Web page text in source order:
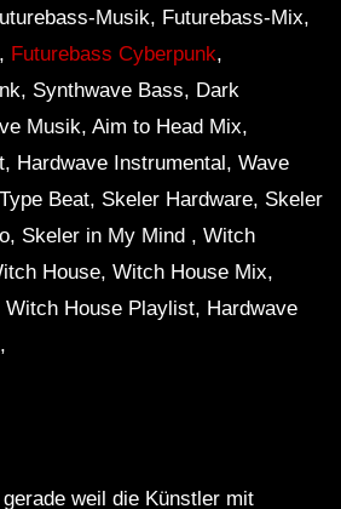
Musik, Futurebass-Mix,
Futurebass Cyberpunk,
Synthwave Bass, Dark
Musik, Aim to Head Mix,
Hardwave Instrumental, Wave
Beat, Skeler Hardware, Skeler
Skeler in My Mind , Witch
House, Witch House Mix,
House Playlist, Hardwave
weil die Künstler mit